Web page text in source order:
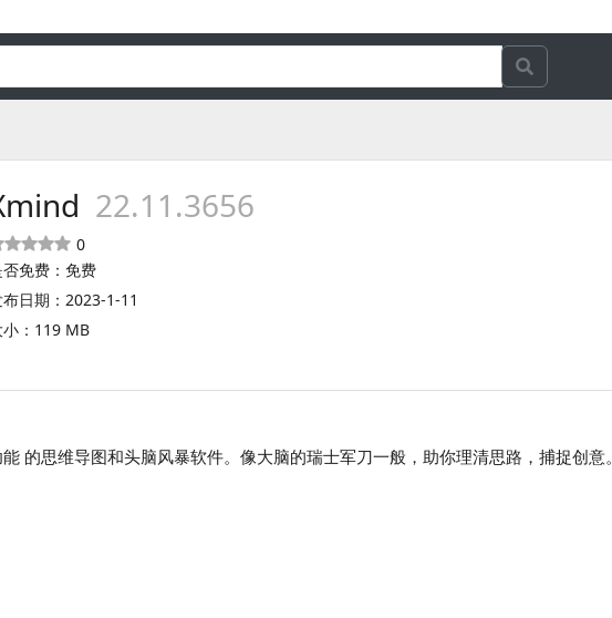
22.11.3656
0
免费：免费
日期：2023-1-11
小：119 MB
的思维导图和头脑风暴软件。像大脑的瑞士军刀一般，助你理清思路，捕捉创意。